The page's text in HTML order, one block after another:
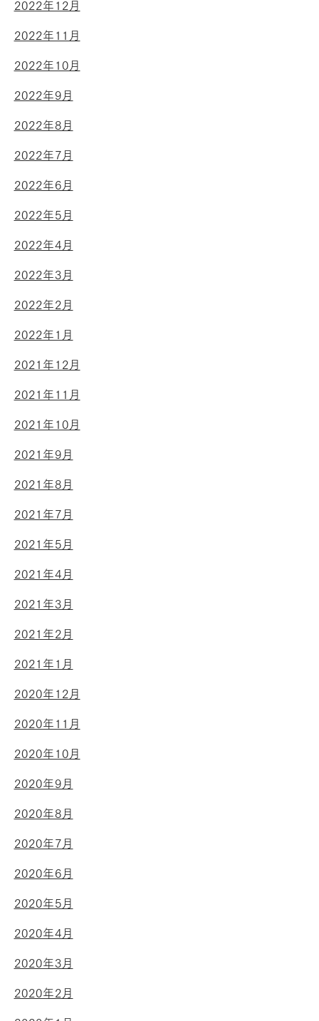
2022年12月
2022年11月
2022年10月
2022年9月
2022年8月
2022年7月
2022年6月
2022年5月
2022年4月
2022年3月
2022年2月
2022年1月
2021年12月
2021年11月
2021年10月
2021年9月
2021年8月
2021年7月
2021年5月
2021年4月
2021年3月
2021年2月
2021年1月
2020年12月
2020年11月
2020年10月
2020年9月
2020年8月
2020年7月
2020年6月
2020年5月
2020年4月
2020年3月
2020年2月